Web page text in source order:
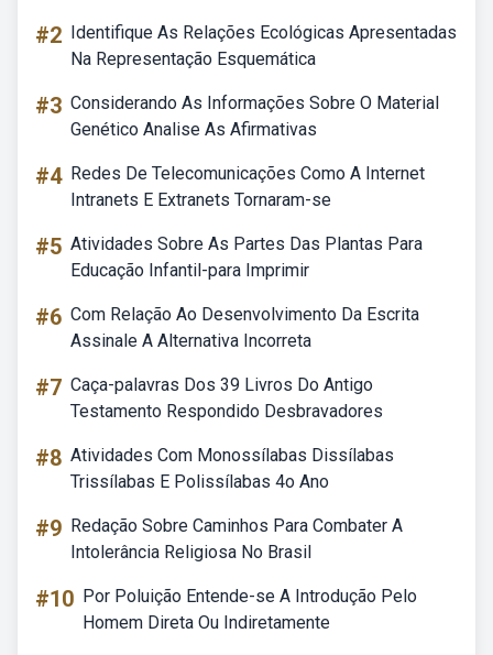
#2 Identifique As Relações Ecológicas Apresentadas
Na Representação Esquemática
#3 Considerando As Informações Sobre O Material
Genético Analise As Afirmativas
#4 Redes De Telecomunicações Como A Internet
Intranets E Extranets Tornaram-se
#5 Atividades Sobre As Partes Das Plantas Para
Educação Infantil-para Imprimir
#6 Com Relação Ao Desenvolvimento Da Escrita
Assinale A Alternativa Incorreta
#7 Caça-palavras Dos 39 Livros Do Antigo
Testamento Respondido Desbravadores
#8 Atividades Com Monossílabas Dissílabas
Trissílabas E Polissílabas 4o Ano
#9 Redação Sobre Caminhos Para Combater A
Intolerância Religiosa No Brasil
#10 Por Poluição Entende-se A Introdução Pelo
Homem Direta Ou Indiretamente